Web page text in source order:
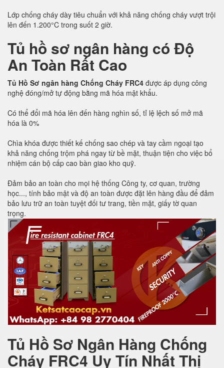
Lớp chống cháy dày tiêu chuẩn với khả năng chống cháy vượt trội
lên đến 1.200°C trong suốt 2 giờ.
Tủ hồ sơ ngân hàng có Độ
An Toàn Rất Cao
Tủ Hồ Sơ ngân hàng Chống Cháy FRC4 được áp dụng công
nghệ đóng/mở tự động bằng mã hóa mật khẩu.
Có thể đổi mã hóa lên đến hàng nghìn số, tỉ lệ lệch số mở mã
hóa là 0%
Chìa khóa được thiết kế chống sao chép và tay cầm ngoại tạo
khả năng chống trộm phá ngay từ bề mặt, thuận tiện cho việc bổ
nhiệm cán bộ cấp cao bàn giao kho quỹ.
Đảm bảo an toàn cho mọi hệ thống Công ty, cơ quan, trường
học..., tính bảo mật và độ an toàn được đặt lên hàng đầu để đảm
bảo lưu trữ an toàn tuyệt đối tư trang, tiền mặt, giấy tờ quan
trọng.
Tủ Hồ Sơ Ngân Hàng Chống
Cháy FRC4 Uy Tín Nhất Thị